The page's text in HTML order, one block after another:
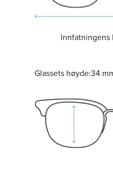
Innfatningens
Glassets høyde:34